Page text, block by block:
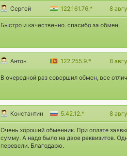
Сергей 122.161.76.* 8
Быстро и качественно. спасибо за обмен.
Антон 122.255.9.* 8
В очередной раз совершил обмен, все
Константин 5.42.12.* 8
Очень хороший обменник. При оплате
сумму. А надо было на двое реквизитов.
перевели. Благодарю.